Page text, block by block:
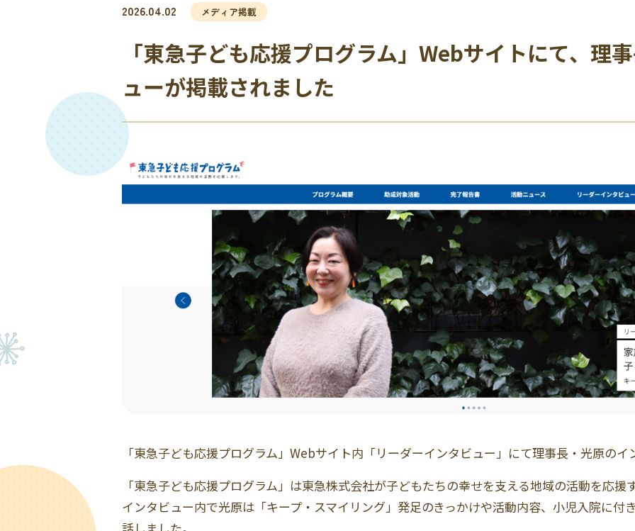
2026.04.02 メディア掲載
「東急子ども応援プログラム」Webサイトにて、理
ューが掲載されました
「東急⼦ども応援プログラム」Webサイト内「リーダーインタビュー」にて理事長・光原の
「東急⼦ども応援プログラム」は東急株式会社が子どもたちの幸せを⽀える地域の活動を応
インタビュー内で光原は「キープ・スマイリング」発足のきっかけや活動内容、小児入院に付